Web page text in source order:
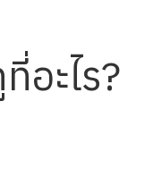
อะไร?